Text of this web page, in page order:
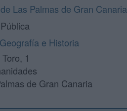
Las Palmas de Gran Canaria
e Historia
1
de Gran Canaria